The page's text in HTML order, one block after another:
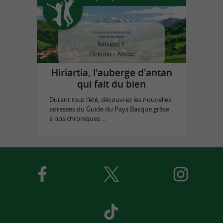
Hiriartia, l'auberge d'antan
qui fait du bien
Durant tout l'été, découvrez les nouvelles
adresses du Guide du Pays Basque grâce
à nos chroniques ...